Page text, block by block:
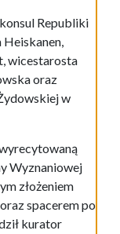
Republiki
Heiskanen,
wicestarosta
oraz
w
Wyznaniowej
złożeniem
spacerem po
kurator